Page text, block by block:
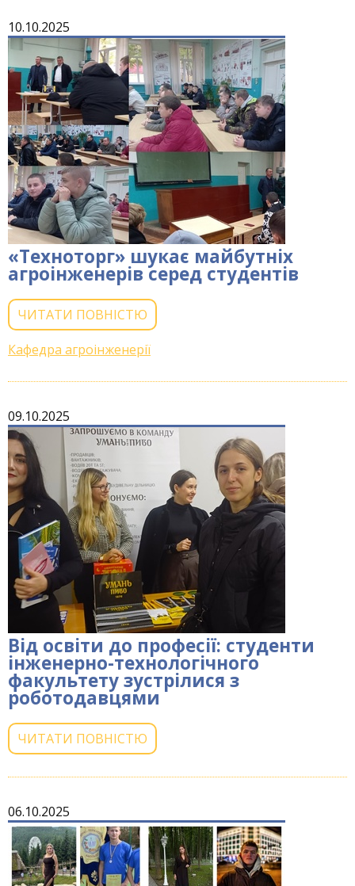
10.10.2025
«Техноторг» шукає майбутніх
агроінженерів серед студентів
ЧИТАТИ ПОВНІСТЮ
Кафедра агроінженерії
09.10.2025
Від освіти до професії: студенти
інженерно-технологічного
факультету зустрілися з
роботодавцями
ЧИТАТИ ПОВНІСТЮ
06.10.2025